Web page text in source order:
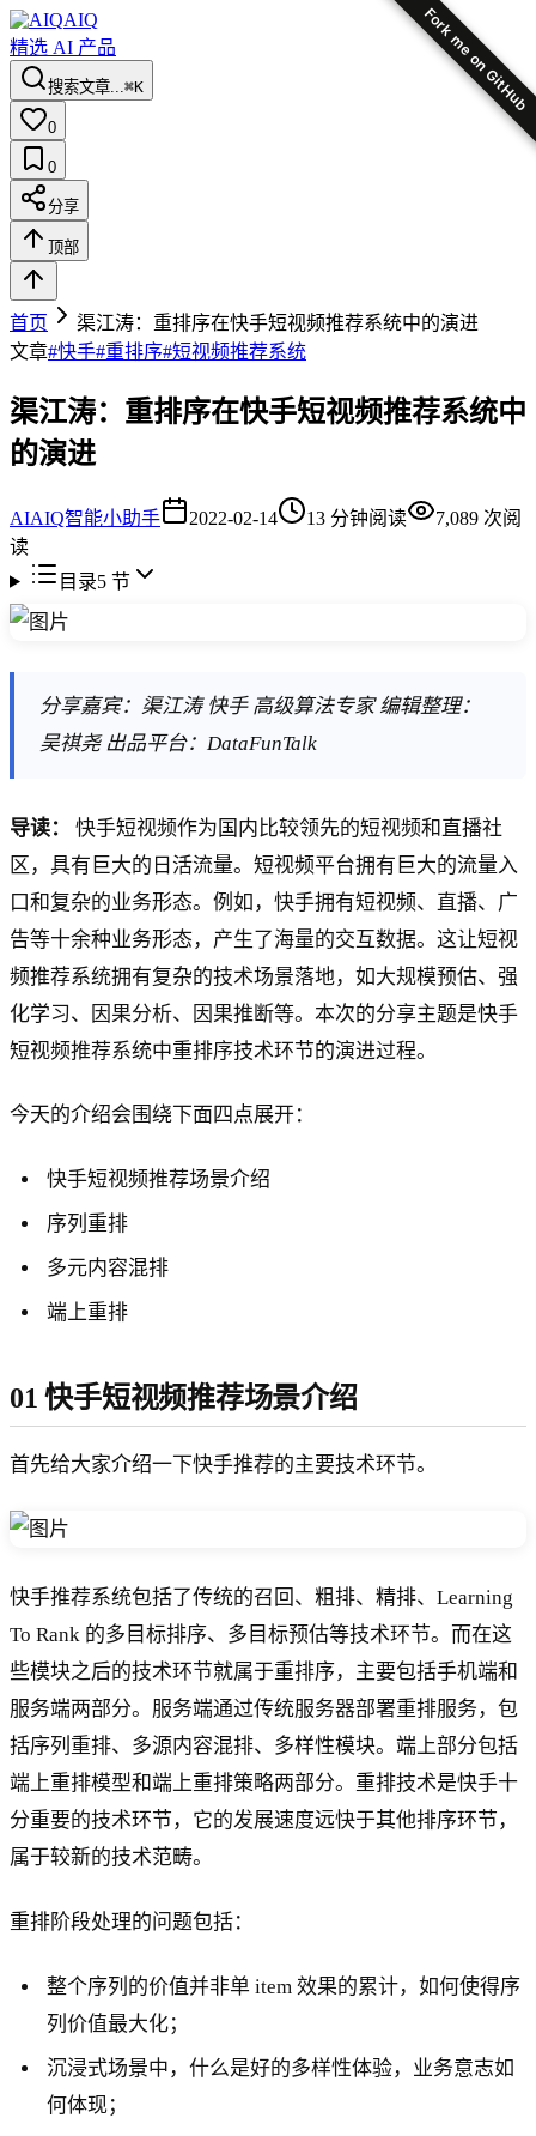
Fork me on GitHub
AIQ
精选 AI 产品
搜索文章...⌘K
0
0
分享
顶部
首页
渠江涛：重排序在快手短视频推荐系统中的演进
文章#快手#重排序#短视频推荐系统
渠江涛：重排序在快手短视频推荐系统中
的演进
AIAIQ智能小助手 2022-02-14 13 分钟阅读 7,089 次阅
读
目录5节
分享嘉宾：渠江涛 快手 高级算法专家 编辑整理：
吴祺尧 出品平台：DataFunTalk
导读：
快手短视频作为国内比较领先的短视频和直播社
区，具有巨大的日活流量。短视频平台拥有巨大的流量入
口和复杂的业务形态。例如，快手拥有短视频、直播、广
告等十余种业务形态，产生了海量的交互数据。这让短视
频推荐系统拥有复杂的技术场景落地，如大规模预估、强
化学习、因果分析、因果推断等。本次的分享主题是快手
短视频推荐系统中重排序技术环节的演进过程。
今天的介绍会围绕下面四点展开：
快手短视频推荐场景介绍
序列重排
多元内容混排
端上重排
01 快手短视频推荐场景介绍
首先给大家介绍一下快手推荐的主要技术环节。
快手推荐系统包括了传统的召回、粗排、精排、Learning
To Rank 的多目标排序、多目标预估等技术环节。而在这
些模块之后的技术环节就属于重排序，主要包括手机端和
服务端两部分。服务端通过传统服务器部署重排服务，包
括序列重排、多源内容混排、多样性模块。端上部分包括
端上重排模型和端上重排策略两部分。重排技术是快手十
分重要的技术环节，它的发展速度远快于其他排序环节，
属于较新的技术范畴。
重排阶段处理的问题包括：
整个序列的价值并非单 item 效果的累计，如何使得序
列价值最大化；
沉浸式场景中，什么是好的多样性体验，业务意志如
何体现；